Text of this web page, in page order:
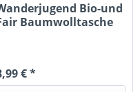
Bio-und
Baumwolltasche
€ *